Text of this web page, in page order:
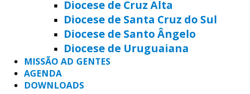
Diocese de Cruz Alta
Diocese de Santa Cruz do Sul
Diocese de Santo Ângelo
Diocese de Uruguaiana
MISSÃO AD GENTES
AGENDA
DOWNLOADS